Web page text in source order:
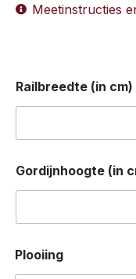
Meetinstructies
Railbreedte (in cm)
Gordijnhoogte (in
Plooiing